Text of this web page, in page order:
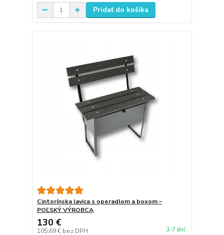
Pridať do košíka
Cintorínska lavica s operadlom a boxom –
POĽSKÝ VÝROBCA
130 €
105,69 € bez DPH 3-7 dní